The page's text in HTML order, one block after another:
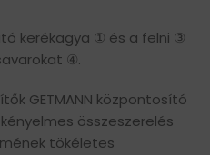
kerékagya ① és a felni ③
④.
GETMANN központosító
összeszerelés
tökéletes